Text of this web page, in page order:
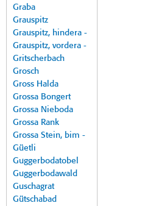
Graba
Grauspitz
Grauspitz, hindera -
Grauspitz, vordera -
Gritscherbach
Grosch
Gross Halda
Grossa Bongert
Grossa Nieboda
Grossa Rank
Grossa Stein, bim -
Güetli
Guggerbodatobel
Guggerbodawald
Guschagrat
Gütschabad